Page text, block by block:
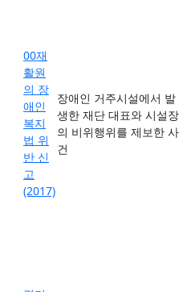
00재
활원
의 장
애인
복지
법 위
반 신
고
(2017)
장애인 거주시설에서 발
생한 재단 대표와 시설장
의 비위행위를 제보한 사
건